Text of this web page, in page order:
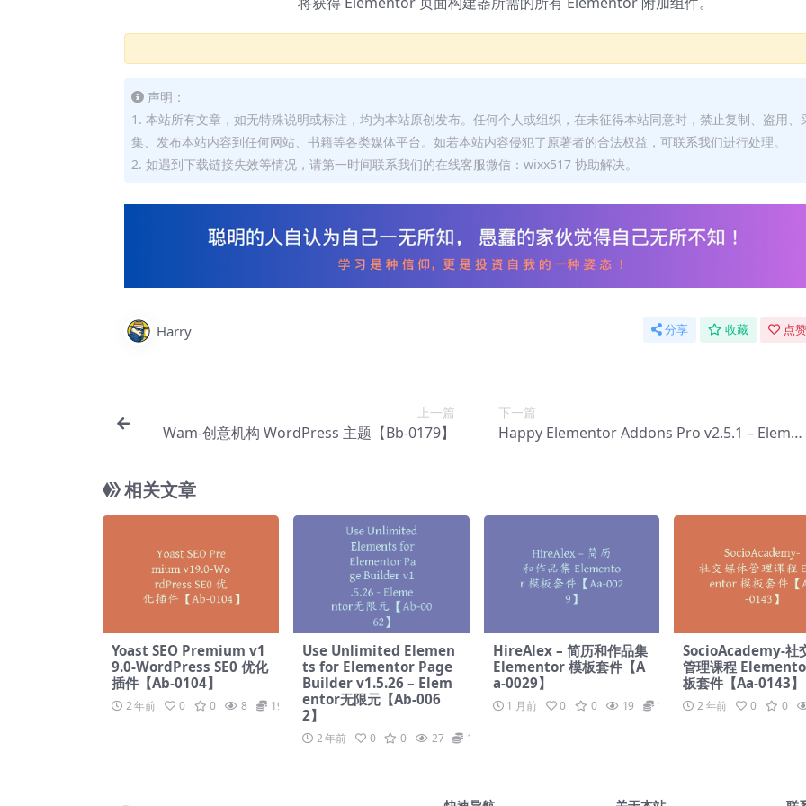
声明：
1. 本站所有文章，如无特殊说明或标注，均为本站原创发布。任何个人或组织，在未征得本站同意时，禁止复制、盗用、
集、发布本站内容到任何网站、书籍等各类媒体平台。如若本站内容侵犯了原著者的合法权益，可联系我们进行处理。
2. 如遇到下载链接失效等情况，请第一时间联系我们的在线客服微信：wixx517 协助解决。
Harry 分享 收藏 点
上一篇
Wam-创意机构 WordPress 主题【Bb-0179】
下一篇
Happy Elementor Addons Pro v2.5.1 – Elemen
相关文章
Yoast SEO Premium v1
9.0-WordPress SE0 优化
插件【Ab-0104】
2 年前 0 0 8 19.9
Use Unlimited Elemen
ts for Elementor Page
Builder v1.5.26 – Elem
entor无限元【Ab-006
2】
2 年前 0 0 27 19.9
HireAlex – 简历和作品集
Elementor 模板套件【A
a-0029】
1 月前 0 0 19 19.9
SocioAcademy-社
管理课程
板套件【Aa-0143】
2 年前 0 0